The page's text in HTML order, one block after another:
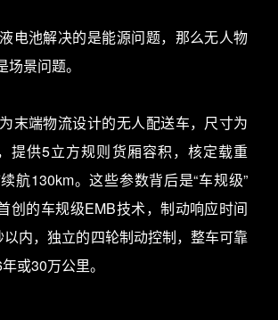
池解决的是能源问题，那么无人物
景问题。
端物流设计的无人配送车，尺寸为
提供5立方规则货厢容积，核定载重
航130km。这些参数背后是“车规级”
创的车规级EMB技术，制动响应时间
内，独立的四轮制动控制，整车可靠
或30万公里。